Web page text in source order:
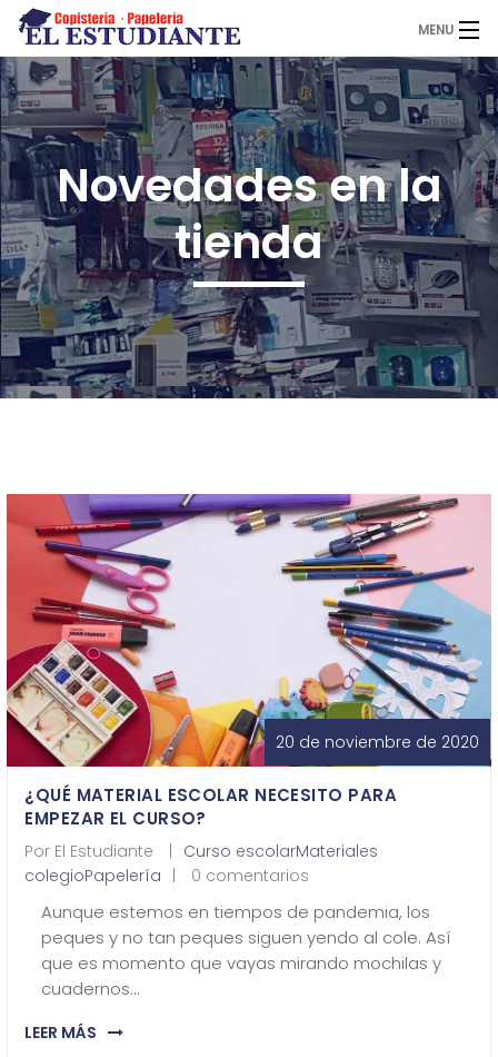
MENU
El Estudiante
Copistería
Papelería
Servicios
¿Quiénes Somos?
Contacto
0,00€
Novedades en la
tienda
20 de noviembre de 2020
¿QUÉ MATERIAL ESCOLAR NECESITO PARA
EMPEZAR EL CURSO?
Por El Estudiante Curso escolarMateriales
colegioPapelería 0 comentarios
Aunque estemos en tiempos de pandemia, los
peques y no tan peques siguen yendo al cole. Así
que es momento que vayas mirando mochilas y
cuadernos…
LEER MÁS